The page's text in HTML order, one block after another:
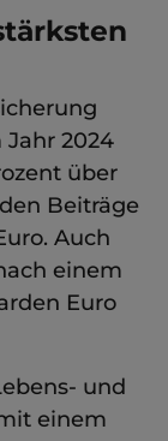
2024
über
Beiträge
Auch
einem
Euro
und
einem